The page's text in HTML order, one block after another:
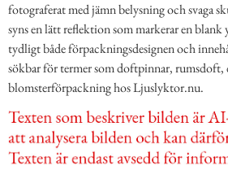
fotograferat med jämn belysning och svaga
syns en lätt reflektion som markerar en
tydligt både förpackningsdesignen och
sökbar för termer som doftpinnar, rumsdoft,
blomsterförpackning hos Ljuslyktor.nu.